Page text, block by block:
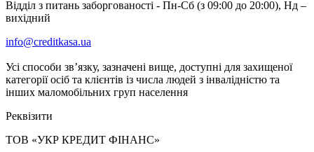
Відділ з питань заборгованості - Пн-Сб (з 09:00 до 20:00), Нд –
вихідний
info@creditkasa.ua
Усі способи зв’язку, зазначені вище, доступні для захищеної
категорії осіб та клієнтів із числа людей з інвалідністю та
інших маломобільних груп населення
Реквізити
ТОВ «УКР КРЕДИТ ФІНАНС»